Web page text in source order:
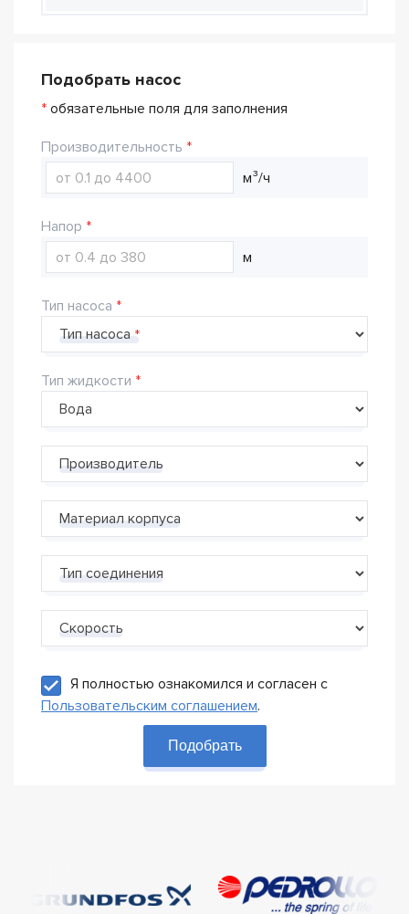
Подобрать насос
* обязательные поля для заполнения
Производительность
м³/ч
Напор
м
Тип насоса
Тип насоса
Тип жидкости
Производитель
Материал корпуса
Тип соединения
Скорость
Я полностью ознакомился и согласен с
Пользовательским соглашением.
Подобрать